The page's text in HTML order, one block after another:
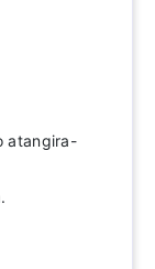
atangira-